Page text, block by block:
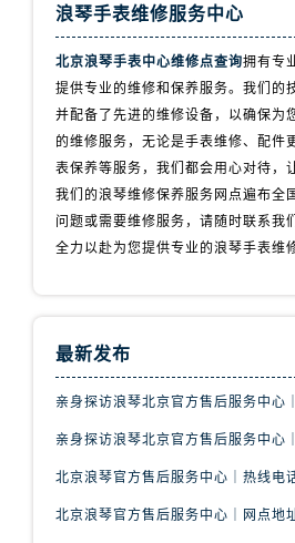
浪琴手表维修服务中心
北京浪琴手表中心维修点查询拥有专
提供专业的维修和保养服务。我们的
并配备了先进的维修设备，以确保为
的维修服务，无论是手表维修、配件
表保养等服务，我们都会用心对待，
我们的浪琴维修保养服务网点遍布全
问题或需要维修服务，请随时联系我
全力以赴为您提供专业的浪琴手表维
最新发布